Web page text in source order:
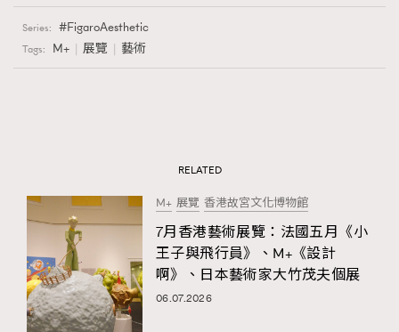
Series: FigaroAesthetic
Tags: M+ 展覽 藝術
RELATED
M+ 展覽 香港故宮文化博物館
7月香港藝術展覽：法國五月《小
王子與飛行員》、M+《設計
啊》、日本藝術家大竹茂夫個展
06.07.2026